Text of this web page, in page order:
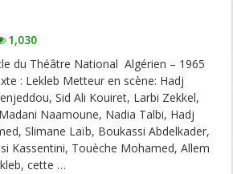
1,030
du Théâtre National Algérien – 1965
: Lekleb Metteur en scène: Hadj
Sid Ali Kouiret, Larbi Zekkel,
Naamoune, Nadia Talbi, Hadj
Slimane Laïb, Boukassi Abdelkader,
Kassentini, Touèche Mohamed, Allem
cette …